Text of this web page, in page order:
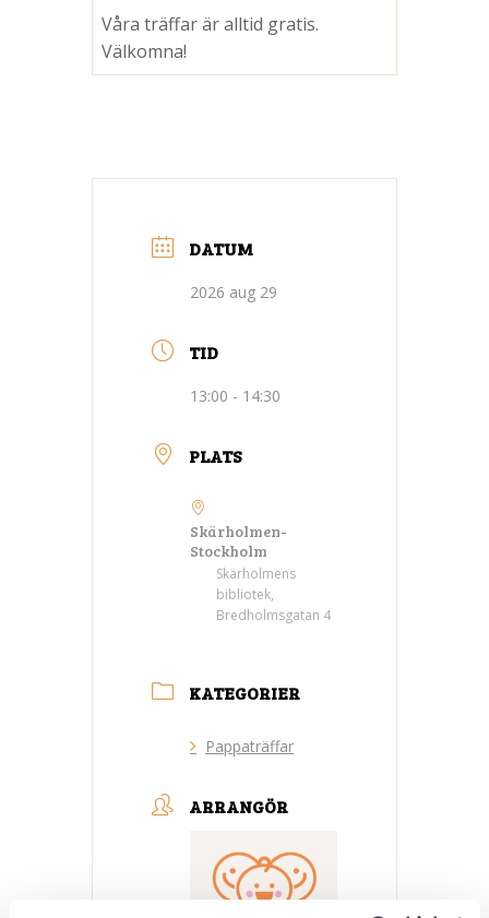
Våra träffar är alltid gratis.
Välkomna!
DATUM
2026 aug 29
TID
13:00 - 14:30
PLATS
Skärholmen-
Stockholm
Skärholmens
bibliotek,
Bredholmsgatan 4
KATEGORIER
Pappaträffar
ARRANGÖR